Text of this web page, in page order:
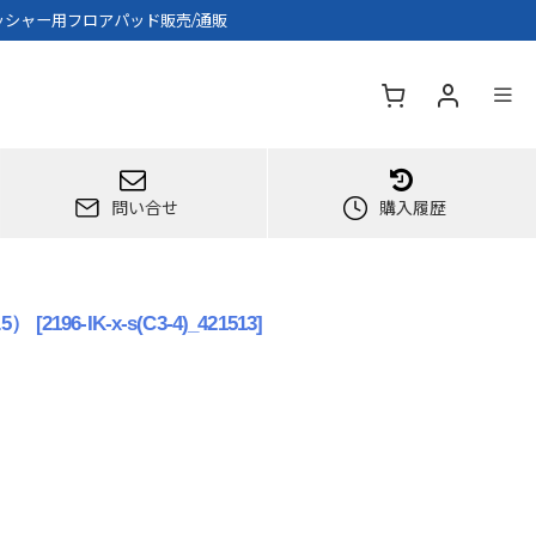
ャー用フロアパッド販売/通販
問い合せ 購入履歴
[2196-IK-x-s(C3-4)_421513]